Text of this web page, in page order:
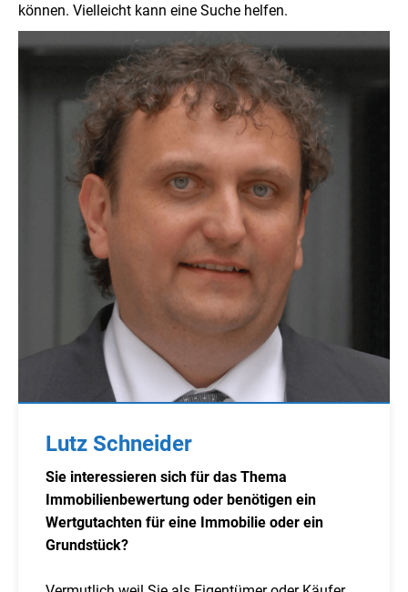
können. Vielleicht kann eine Suche helfen.
Lutz Schneider
Sie interessieren sich für das Thema
Immobilienbewertung oder benötigen ein
Wertgutachten für eine Immobilie oder ein
Grundstück?